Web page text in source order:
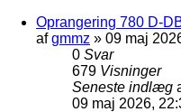
Oprangering 780 D-
afgmmz » 09 maj
0 Svar
679 Visninger
Seneste indlæg
09 maj 2026,